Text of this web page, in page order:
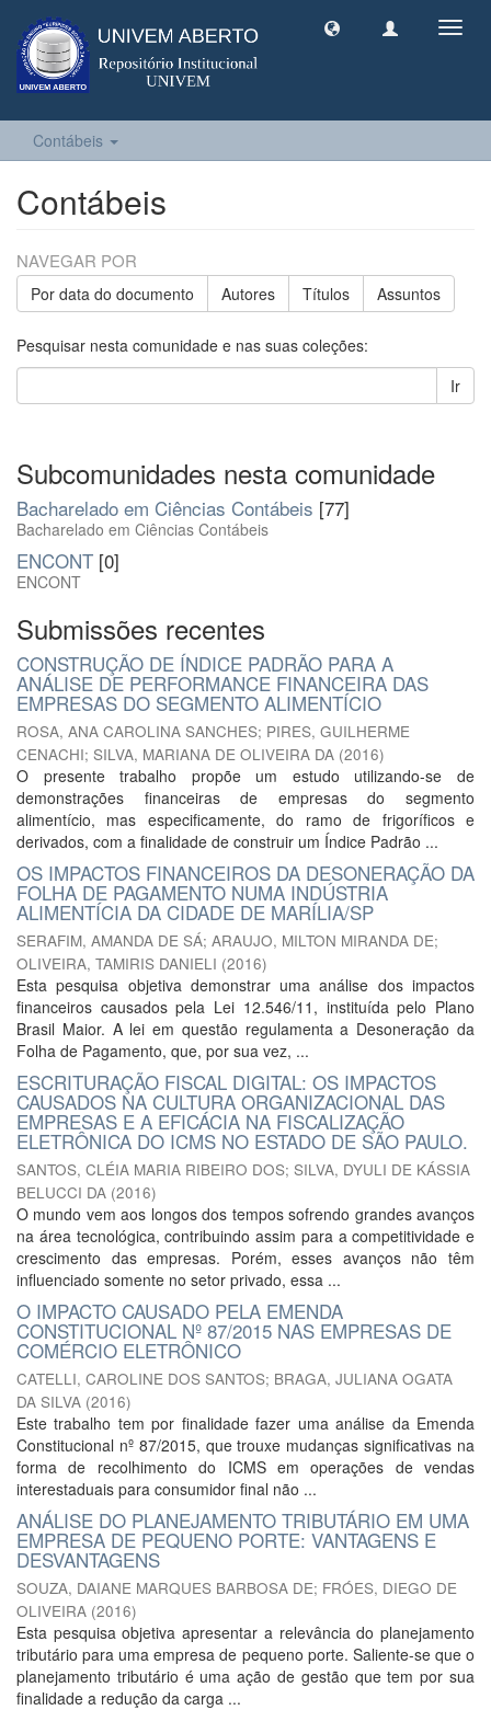
Contábeis
Contábeis
NAVEGAR POR
Por data do documento Autores Títulos Assuntos
Pesquisar nesta comunidade e nas suas coleções:
Ir
Subcomunidades nesta comunidade
Bacharelado em Ciências Contábeis [77]
Bacharelado em Ciências Contábeis
ENCONT [0]
ENCONT
Submissões recentes
CONSTRUÇÃO DE ÍNDICE PADRÃO PARA A
ANÁLISE DE PERFORMANCE FINANCEIRA DAS
EMPRESAS DO SEGMENTO ALIMENTÍCIO
ROSA, ANA CAROLINA SANCHES; PIRES, GUILHERME
CENACHI; SILVA, MARIANA DE OLIVEIRA DA (2016)
O presente trabalho propõe um estudo utilizando-se de
demonstrações financeiras de empresas do segmento
alimentício, mas especificamente, do ramo de frigoríficos e
derivados, com a finalidade de construir um Índice Padrão ...
OS IMPACTOS FINANCEIROS DA DESONERAÇÃO DA
FOLHA DE PAGAMENTO NUMA INDÚSTRIA
ALIMENTÍCIA DA CIDADE DE MARÍLIA/SP
SERAFIM, AMANDA DE SÁ; ARAUJO, MILTON MIRANDA DE;
OLIVEIRA, TAMIRIS DANIELI (2016)
Esta pesquisa objetiva demonstrar uma análise dos impactos
financeiros causados pela Lei 12.546/11, instituída pelo Plano
Brasil Maior. A lei em questão regulamenta a Desoneração da
Folha de Pagamento, que, por sua vez, ...
ESCRITURAÇÃO FISCAL DIGITAL: OS IMPACTOS
CAUSADOS NA CULTURA ORGANIZACIONAL DAS
EMPRESAS E A EFICÁCIA NA FISCALIZAÇÃO
ELETRÔNICA DO ICMS NO ESTADO DE SÃO PAULO.
SANTOS, CLÉIA MARIA RIBEIRO DOS; SILVA, DYULI DE KÁSSIA
BELUCCI DA (2016)
O mundo vem aos longos dos tempos sofrendo grandes avanços
na área tecnológica, contribuindo assim para a competitividade e
crescimento das empresas. Porém, esses avanços não têm
influenciado somente no setor privado, essa ...
O IMPACTO CAUSADO PELA EMENDA
CONSTITUCIONAL Nº 87/2015 NAS EMPRESAS DE
COMÉRCIO ELETRÔNICO
CATELLI, CAROLINE DOS SANTOS; BRAGA, JULIANA OGATA
DA SILVA (2016)
Este trabalho tem por finalidade fazer uma análise da Emenda
Constitucional nº 87/2015, que trouxe mudanças significativas na
forma de recolhimento do ICMS em operações de vendas
interestaduais para consumidor final não ...
ANÁLISE DO PLANEJAMENTO TRIBUTÁRIO EM UMA
EMPRESA DE PEQUENO PORTE: VANTAGENS E
DESVANTAGENS
SOUZA, DAIANE MARQUES BARBOSA DE; FRÓES, DIEGO DE
OLIVEIRA (2016)
Esta pesquisa objetiva apresentar a relevância do planejamento
tributário para uma empresa de pequeno porte. Saliente-se que o
planejamento tributário é uma ação de gestão que tem por sua
finalidade a redução da carga ...